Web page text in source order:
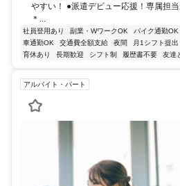
やすい！ ●派遣デビュー応援！専属担
＊...
社員登用あり 副業・WワークOK バイク通勤OK
車通勤OK
交通費全額支給 夜間 月1シフト提出
育休あり
長期歓迎 シフト制 履歴書不要 友達
アルバイト・パート